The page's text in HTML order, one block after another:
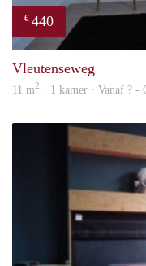
€ 440
Vleutenseweg
11 m2 · 1 kamer · Vanaf ? -